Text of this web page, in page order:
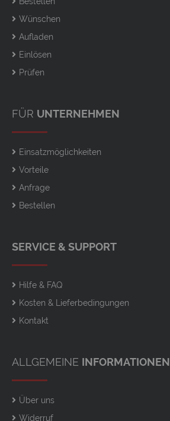
Wünschen
Aufladen
Einlösen
Prüfen
FÜR UNTERNEHMEN
Einsatzmöglichkeiten
Vorteile
Anfrage
Bestellen
SERVICE & SUPPORT
Hilfe & FAQ
Kosten & Lieferbedingungen
Kontakt
ALLGEMEINE INFORMATIONEN
Über uns
Widerruf